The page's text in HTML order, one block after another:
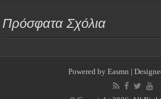
Πρόσφατα Σχόλια
Powered by Easmn |